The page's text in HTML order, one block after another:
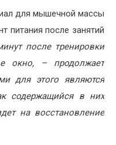
для мышечной массы
питания после занятий
после тренировки
окно, – продолжает
для этого являются
содержащийся в них
на восстановление